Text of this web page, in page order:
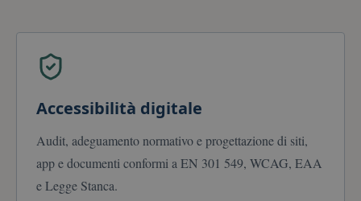
Accessibilità digitale
Audit, adeguamento normativo e progettazione di siti,
app e documenti conformi a EN 301 549, WCAG, EAA
e Legge Stanca.